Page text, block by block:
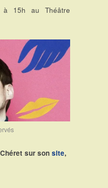
à 15h au Théâtre
sur son site,